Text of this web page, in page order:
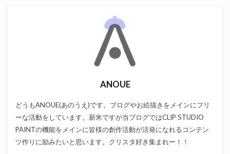
ANOUE
どうもANOUE(あのうえ)です。ブログやお絵描きをメインにフリ
ーな活動をしています。新米ですが当ブログではCLIP STUDIO
PAINTの機能をメインに皆様の創作活動が活発になれるコンテン
ツ作りに励みたいと思います。クリスタ好き集まれー！！